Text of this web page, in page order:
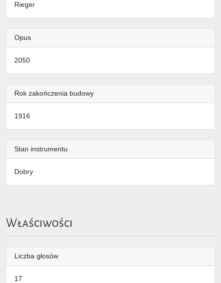
Rieger
Opus
2050
Rok zakończenia budowy
1916
Stan instrumentu
Dobry
Właściwości
Liczba głosów
17